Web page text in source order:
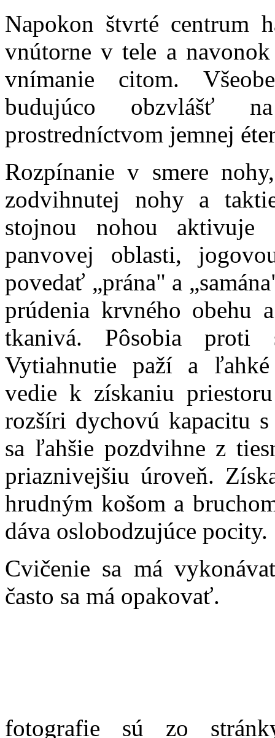
Napokon štvrté centrum
vnútorne v tele a
vnímanie citom.
budujúco obzvlášť
prostredníctvom jemnej
Rozpínanie v smere
zodvihnutej nohy a
stojnou nohou
panvovej oblasti,
povedať „prána" a
prúdenia krvného obehu
tkanivá. Pôsobia proti
Vytiahnutie paží a
vedie k získaniu
rozšíri dychovú kapacitu
sa ľahšie pozdvihne z
priaznivejšiu úroveň.
hrudným košom a
dáva oslobodzujúce pocity.
Cvičenie sa má
často sa má opakovať.
fotografie sú zo